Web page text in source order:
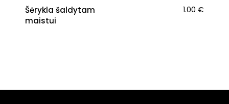
Šėrykla šaldytam
maistui
1.00 €